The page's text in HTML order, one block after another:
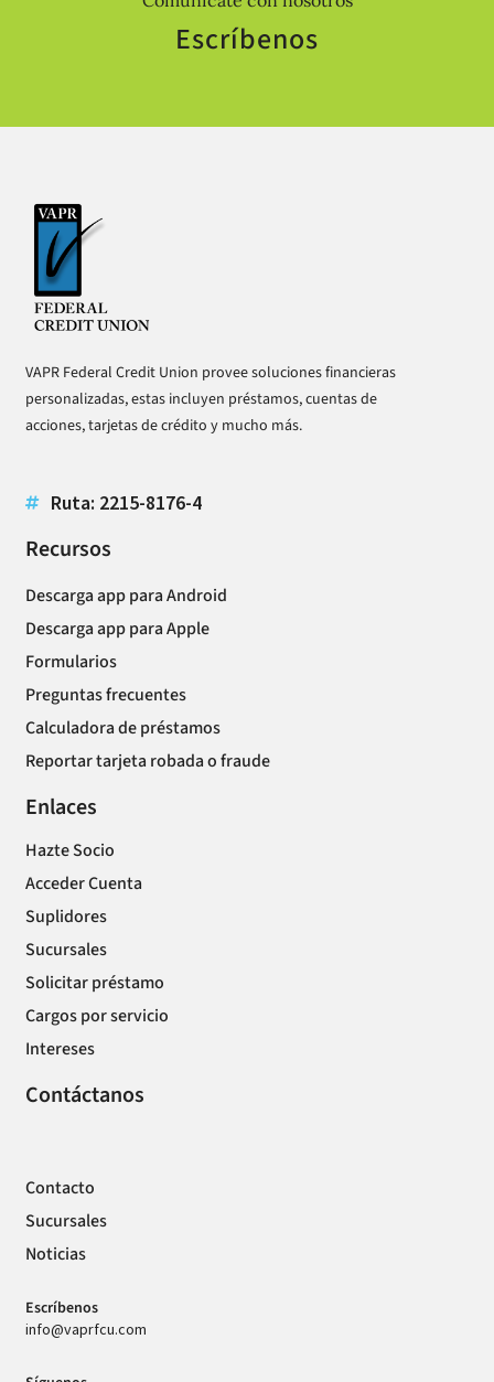
Escríbenos
VAPR Federal Credit Union provee soluciones financieras
personalizadas, estas incluyen préstamos, cuentas de
acciones, tarjetas de crédito y mucho más.
Ruta: 2215-8176-4
Recursos
Descarga app para Android
Descarga app para Apple
Formularios
Preguntas frecuentes
Calculadora de préstamos
Reportar tarjeta robada o fraude
Enlaces
Hazte Socio
Acceder Cuenta
Suplidores
Sucursales
Solicitar préstamo
Cargos por servicio
Intereses
Contáctanos
Contacto
Sucursales
Noticias
Escríbenos
info@vaprfcu.com